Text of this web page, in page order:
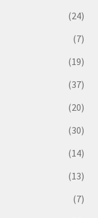
(24)
(7)
(19)
(37)
(20)
(30)
(14)
(13)
(7)